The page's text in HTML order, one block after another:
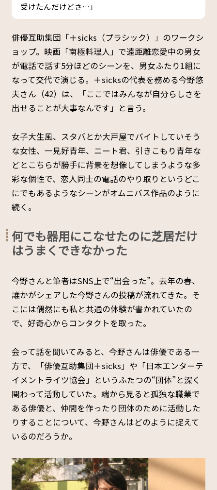
受けたんだけどさ…」
俳優互助集団「＋sicks（プラシック）」のワークシ
ョップ。映画「南極料理人」で遠距離恋愛中の男女
が電話で話す5分ほどのシーンを、男女ふたり1組に
なって交代で演じる。＋sicksの代表を務める今野悠
夫さん（42）は、「ここではみんなが自分らしさを
出せることが大事なんです」と言う。
女子大生風、スタバとか大戸屋でバイトしていそう
な女性、一見好青年、ニート君、引きこもり青年な
どとこちらが勝手に背景を想像してしまうような多
彩な個性で、恋人同士の電話のやり取りというどこ
にでもあるようなシーンがオムニバス作品のように
続く。
何でも器用にこなせたのに芝居だけ
はうまくできなかった
今野さんと筆者はSNS上で“出会った”。去年の春、
誰かがシェアした今野さんの投稿が流れてきた。そ
こには偶然にも私と共通の体験が書かれていたの
で、好奇心からコンタクトを取った。
会って話を聞いてみると、今野さんは俳優である一
方で、「俳優互助集団＋sicks」や「日本エンターテ
イメントライツ協会」というふたつの“団体”と深く
関わって活動していた。端から見ると孤独な職業で
ある俳優と、仲間を作ったり団体のために活動した
りすることについて、今野さんはどのように捉えて
いるのだろうか。